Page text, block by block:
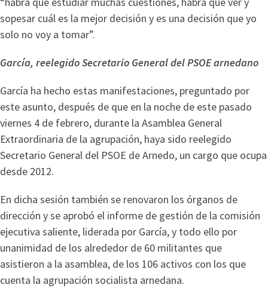
sopesar cuál es la mejor decisión y es una decisión que yo
solo no voy a tomar”.
García, reelegido Secretario General del PSOE arnedano
García ha hecho estas manifestaciones, preguntado por
este asunto, después de que en la noche de este pasado
viernes 4 de febrero, durante la Asamblea General
Extraordinaria de la agrupación, haya sido reelegido
Secretario General del PSOE de Arnedo, un cargo que ocupa
desde 2012.
En dicha sesión también se renovaron los órganos de
dirección y se aprobó el informe de gestión de la comisión
ejecutiva saliente, liderada por García, y todo ello por
unanimidad de los alrededor de 60 militantes que
asistieron a la asamblea, de los 106 activos con los que
cuenta la agrupación socialista arnedana.